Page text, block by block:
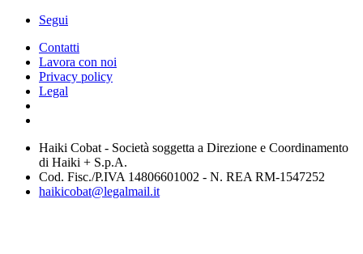
Segui
Contatti
Lavora con noi
Privacy policy
Legal
Haiki Cobat - Società soggetta a Direzione e Coordinamento
di Haiki + S.p.A.
Cod. Fisc./P.IVA 14806601002 - N. REA RM-1547252
haikicobat@legalmail.it